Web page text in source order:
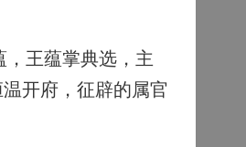
王蕴掌典选，主
开府，征辟的属官